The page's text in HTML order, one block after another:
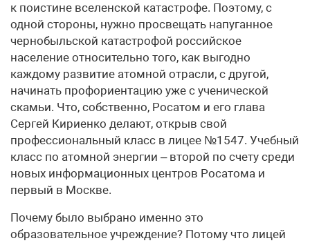
к поистине вселенской катастрофе. Поэтому, с
одной стороны, нужно просвещать напуганное
чернобыльской катастрофой российское
население относительно того, как выгодно
каждому развитие атомной отрасли, с другой,
начинать профориентацию уже с ученической
скамьи. Что, собственно, Росатом и его глава
Сергей Кириенко делают, открыв свой
профессиональный класс в лицее №1547. Учебный
класс по атомной энергии – второй по счету среди
новых информационных центров Росатома и
первый в Москве.
Почему было выбрано именно это
образовательное учреждение? Потому что лицей